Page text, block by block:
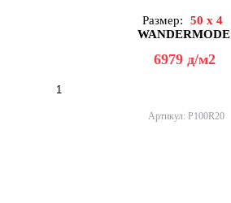
Размер:
50 x 4
WANDERMODE
6979 д/м2
Артикул: P100R20